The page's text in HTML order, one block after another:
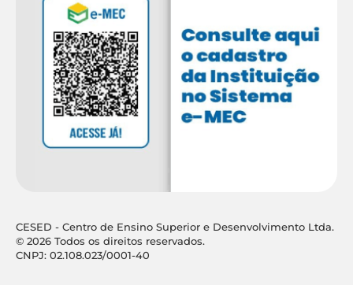
CESED - Centro de Ensino Superior e Desenvolvimento Ltda.
© 2026 Todos os direitos reservados.
CNPJ: 02.108.023/0001-40